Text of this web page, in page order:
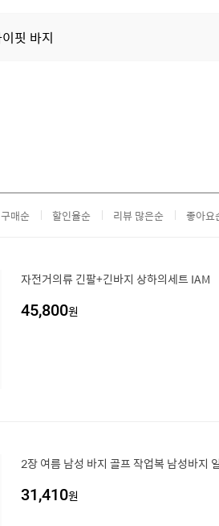
구매순 할인율순 리뷰 많은순 좋아요
자전거의류 긴팔+긴바지 상하의세트 IAM
45,800원
2장 여름 남성 바지 골프 작업복 남성바지
31,410원